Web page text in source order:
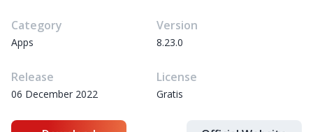
Category
Apps
Version
8.23.0
Release
06 December 2022
License
Gratis